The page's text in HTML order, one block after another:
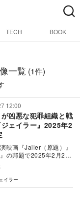
TECH BOOK
一覧 (1件)
12:00
凶悪な犯罪組織と戦
ェイラー』2025年2
映画『Jailer（原題）』
の邦題で2025年2月21
ーほかにて全国順次
イラー